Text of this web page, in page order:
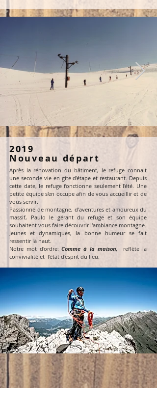
2019
Nouveau départ
Après la rénovation du bâtiment, le refuge connait
une seconde vie en gite d'étape et restaurant. Depuis
cette date, le refuge fonctionne seulement l'été. Une
petite équipe s'en occupe afin de vous accueillir et de
vous servir.
Passionné de montagne, d'aventures et amoureux du
massif, Paulo le gérant du refuge et son équipe
souhaitent vous faire découvrir l'ambiance montagne.
Jeunes et dynamiques, la bonne humeur se fait
ressentir là haut.
Notre mot d'ordre:Comme à la maison,
reflète la
convivialité et l'état d'esprit du lieu.